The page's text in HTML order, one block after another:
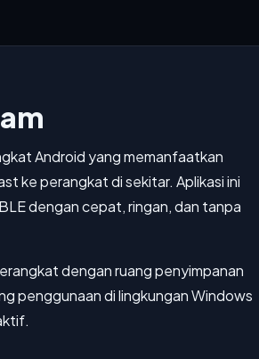
Android yang memanfaatkan
ke perangkat di sekitar. Aplikasi ini
dengan cepat, ringan, dan tanpa
dengan ruang penyimpanan
penggunaan di lingkungan Windows